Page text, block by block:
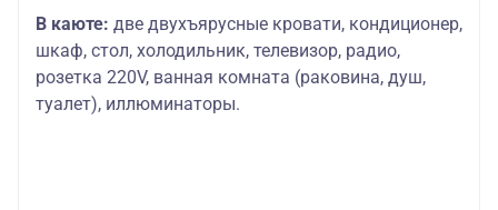
В каюте: две двухъярусные кровати, кондиционер,
шкаф, стол, холодильник, телевизор, радио,
розетка 220V, ванная комната (раковина, душ,
туалет), иллюминаторы.